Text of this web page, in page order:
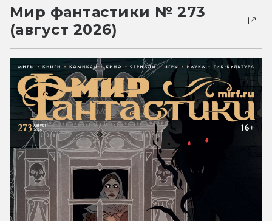
Мир фантастики № 273
(август 2026)